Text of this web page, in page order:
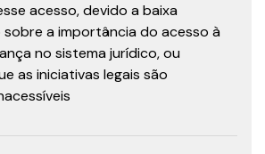
acesso, devido a baixa
a importância do acesso à
no sistema jurídico, ou
as iniciativas legais são